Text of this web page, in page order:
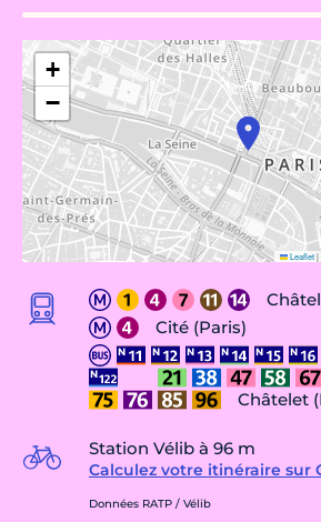
+
−
Leaflet|
Cité (Paris)
Châtelet
Station Vélib à 96 m
Calculez votre itinéraire sur
Données RATP / Vélib